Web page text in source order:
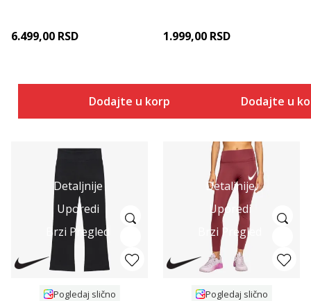
6.499,00 RSD
Dodajte u korpu
1.999,00 RSD
Dodajte u
Detaljnije
Uporedi
Brzi Pregled
Pogledaj slično
Detaljnije
Uporedi
Brzi Pregled
Pogledaj slično